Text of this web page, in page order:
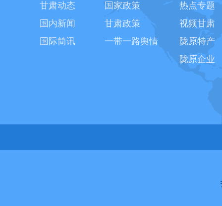
甘肃动态
国内新闻
国际简讯
国家政策
甘肃政策
一带一路舆情
热点专题
视频甘肃
陇原特产
陇原企业